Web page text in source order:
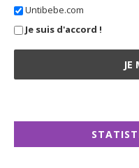
Untibebe.com
Je suis d'accord !